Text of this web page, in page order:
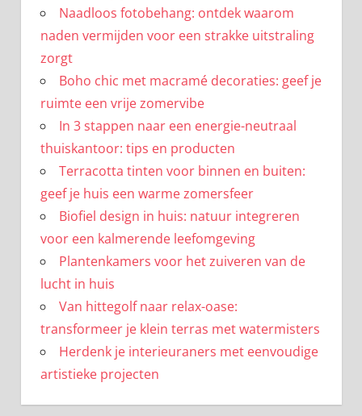
Naadloos fotobehang: ontdek waarom
naden vermijden voor een strakke uitstraling
zorgt
Boho chic met macramé decoraties: geef je
ruimte een vrije zomervibe
In 3 stappen naar een energie-neutraal
thuiskantoor: tips en producten
Terracotta tinten voor binnen en buiten:
geef je huis een warme zomersfeer
Biofiel design in huis: natuur integreren
voor een kalmerende leefomgeving
Plantenkamers voor het zuiveren van de
lucht in huis
Van hittegolf naar relax-oase:
transformeer je klein terras met watermisters
Herdenk je interieuraners met eenvoudige
artistieke projecten